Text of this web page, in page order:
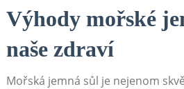
Výhody mořské
naše zdraví
Mořská jemná sůl je nejenom